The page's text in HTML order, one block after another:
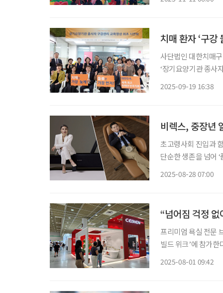
치매 환자 ‘구
사단법인 대한치매
‘장기요양기관 종사
2025-09-19 16:38
비렉스, 중장년
초고령사회 진입과
단순한 생존을 넘어
2025-08-28 07:00
“넘어짐 걱정
프리미엄 욕실 전문
빌드 위크’에 참가한다. 세비앙은 이번 전시에서 세면대 일체형 샤워기 ‘올인(All-
2025-08-01 09:42